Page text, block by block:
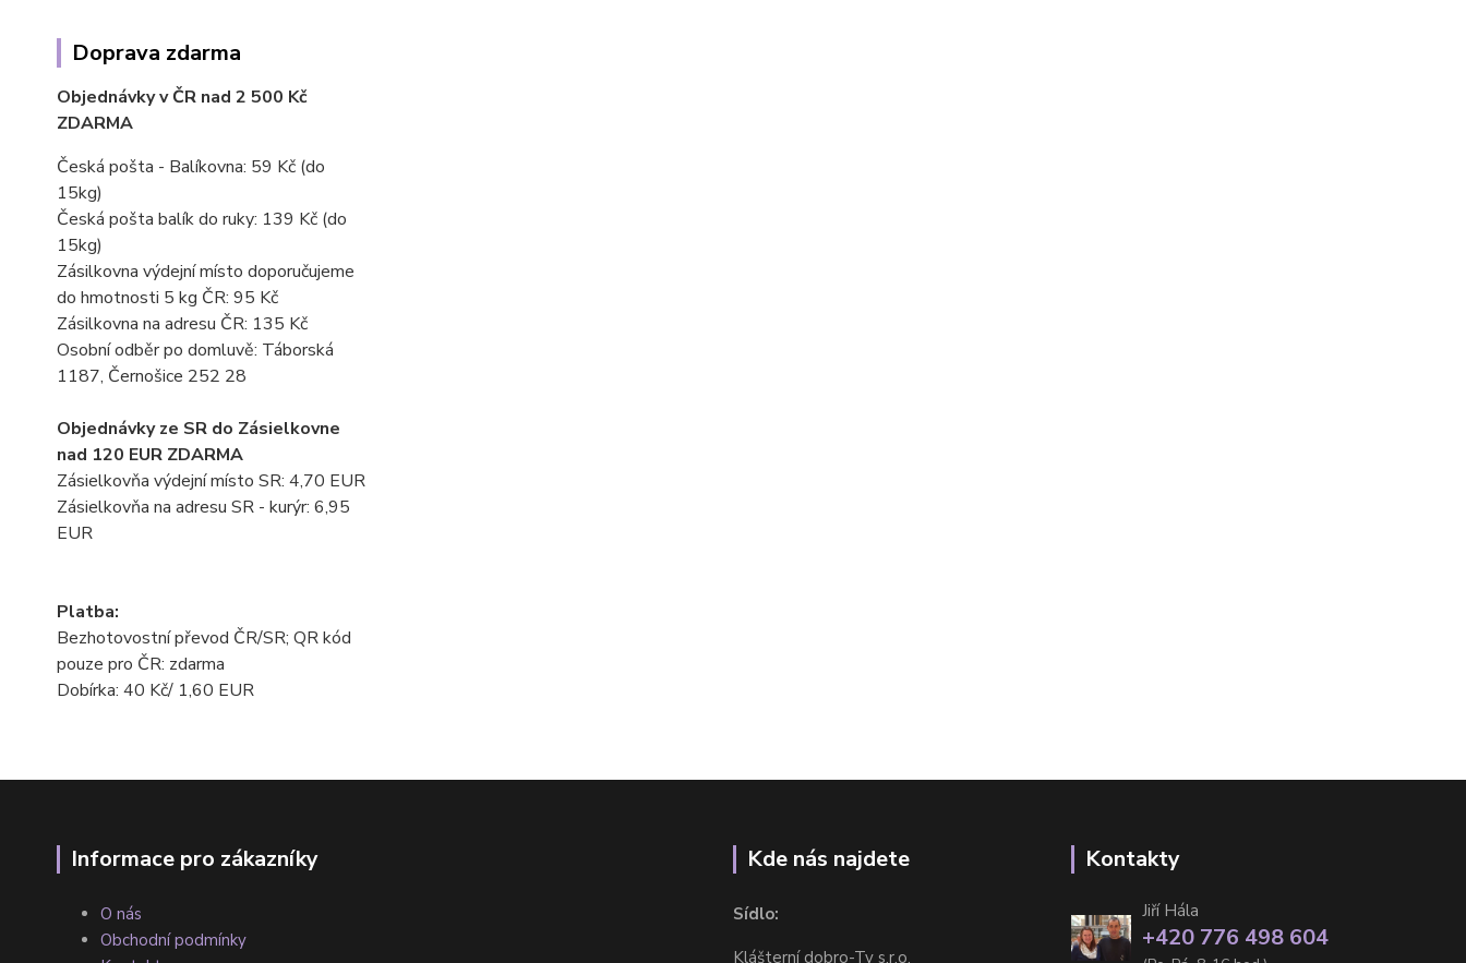
Doprava zdarma
Objednávky v ČR nad 2 500 Kč
ZDARMA
Česká pošta - Balíkovna: 59 Kč (do
15kg)
Česká pošta balík do ruky: 139 Kč (do
15kg)
Zásilkovna výdejní místo doporučujeme
do hmotnosti 5 kg ČR: 95 Kč
Zásilkovna na adresu ČR: 135 Kč
Osobní odběr po domluvě: Táborská
1187, Černošice 252 28
Objednávky ze SR do Zásielkovne
nad 120 EUR ZDARMA
Zásielkovňa výdejní místo SR: 4,70 EUR
Zásielkovňa na adresu SR - kurýr: 6,95
EUR
Platba:
Bezhotovostní převod ČR/SR; QR kód
pouze pro ČR: zdarma
Dobírka: 40 Kč/ 1,60 EUR
Informace pro zákazníky
O nás
Obchodní podmínky
Kde nás najdete
Sídlo:
Klášterní dobro-Ty s.r.o.
Kontakty
Jiří Hála
+420 776 498 604